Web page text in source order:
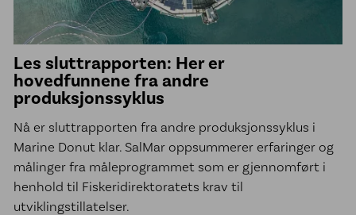
Les sluttrapporten: Her er
hovedfunnene fra andre
produksjonssyklus
Nå er sluttrapporten fra andre produksjonssyklus i
Marine Donut klar. SalMar oppsummerer erfaringer og
målinger fra måleprogrammet som er gjennomført i
henhold til Fiskeridirektoratets krav til
utviklingstillatelser.